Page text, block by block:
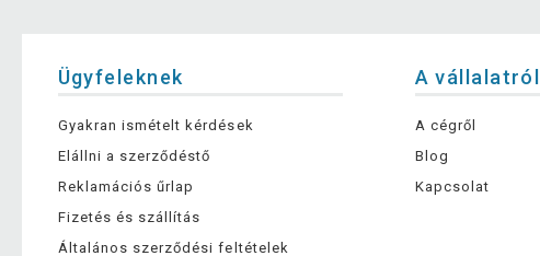
Ügyfeleknek
Gyakran ismételt kérdések
Elállni a szerződéstő
Reklamációs űrlap
Fizetés és szállítás
Általános szerződési feltételek
A vállalatról
A cégről
Blog
Kapcsolat